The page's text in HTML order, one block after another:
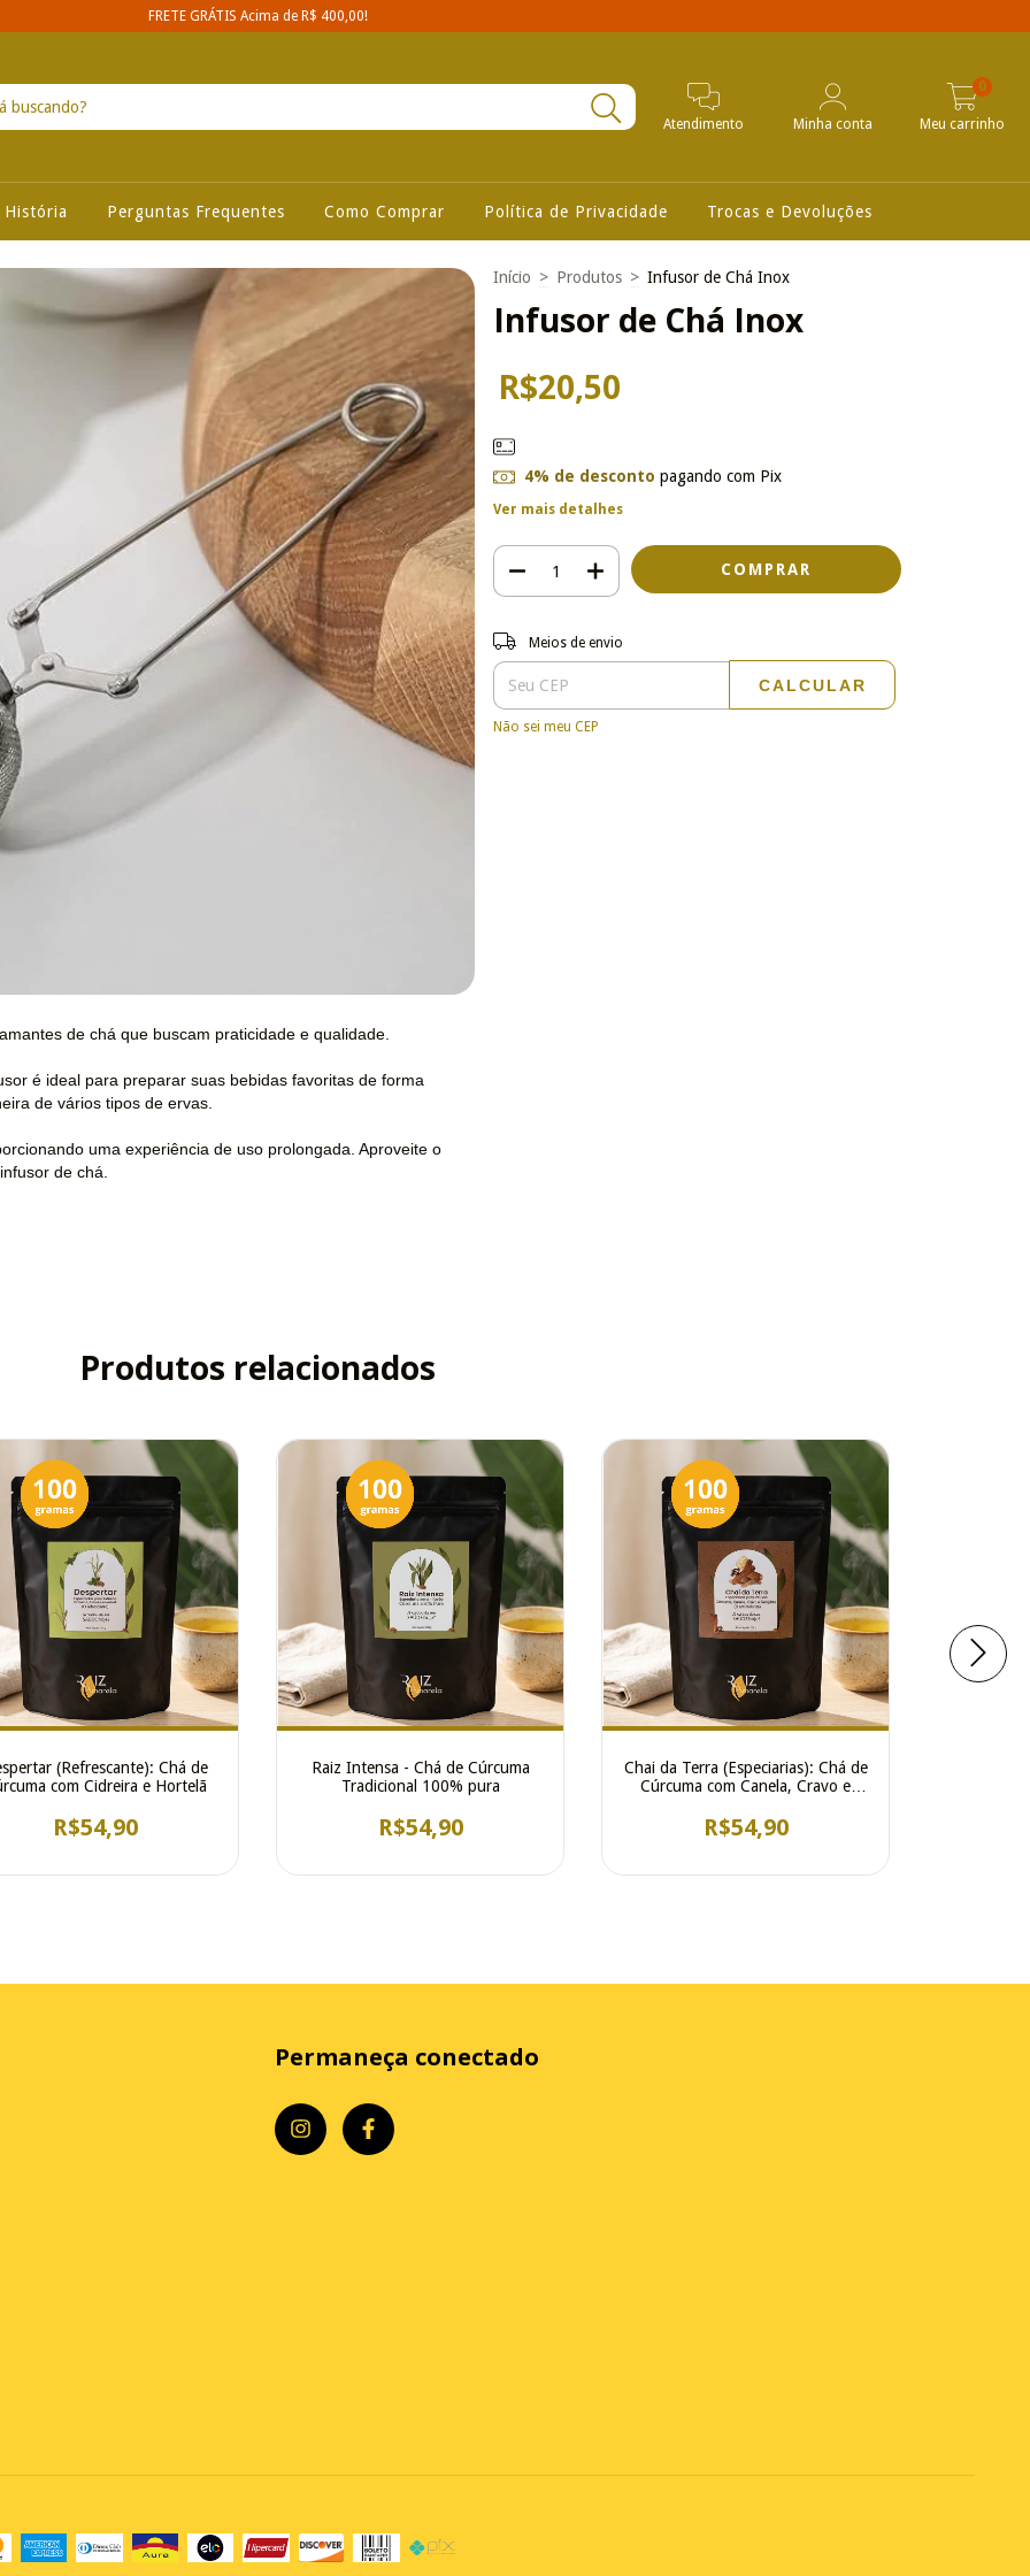
FRETE GRÁTIS Acima de R$ 400,00!
Atendimento Minha conta Meu carrinho
0
História Perguntas Frequentes Como Comprar Política de Privacidade Trocas e Devoluções
de chá que buscam praticidade e qualidade.
é ideal para preparar suas bebidas favoritas de forma
de vários tipos de ervas.
uma experiência de uso prolongada. Aproveite o
de chá.
Início > Produtos > Infusor de Chá Inox
Infusor de Chá Inox
R$20,50
4% de desconto pagando com Pix
Ver mais detalhes
Entregas para o CEP:
Meios de envio
CALCULAR
Não sei meu CEP
Produtos relacionados
(Refrescante): Chá de
com Cidreira e Hortelã
R$54,90
Raiz Intensa - Chá de Cúrcuma
Tradicional 100% pura
R$54,90
Chai da Terra (Especiarias): Chá de
Cúrcuma com Canela, Cravo e
R$54,90
Permaneça conectado